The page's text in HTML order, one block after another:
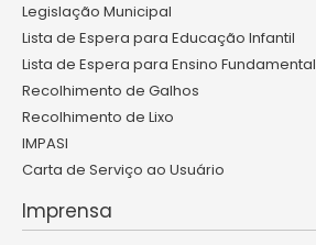
Legislação Municipal
Lista de Espera para Educação Infantil
Lista de Espera para Ensino Fundamental
Recolhimento de Galhos
Recolhimento de Lixo
IMPASI
Carta de Serviço ao Usuário
Imprensa